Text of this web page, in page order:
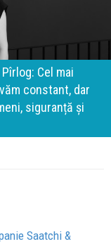
Cel mai
constant, dar
siguranță și
Saatchi &